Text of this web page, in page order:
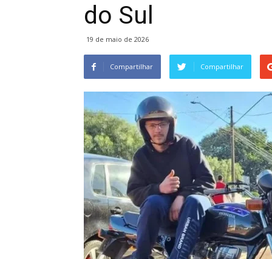
do Sul
19 de maio de 2026
Compartilhar Compartilhar